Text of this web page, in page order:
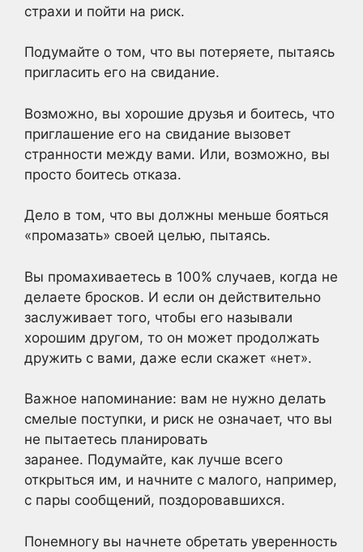
страхи и пойти на риск.
Подумайте о том, что вы потеряете, пытаясь
пригласить его на свидание.
Возможно, вы хорошие друзья и боитесь, что
приглашение его на свидание вызовет
странности между вами. Или, возможно, вы
просто боитесь отказа.
Дело в том, что вы должны меньше бояться
«промазать» своей целью, пытаясь.
Вы промахиваетесь в 100% случаев, когда не
делаете бросков. И если он действительно
заслуживает того, чтобы его называли
хорошим другом, то он может продолжать
дружить с вами, даже если скажет «нет».
Важное напоминание: вам не нужно делать
смелые поступки, и риск не означает, что вы
не пытаетесь планировать
заранее. Подумайте, как лучше всего
открыться им, и начните с малого, например,
с пары сообщений, поздоровавшихся.
Понемногу вы начнете обретать уверенность